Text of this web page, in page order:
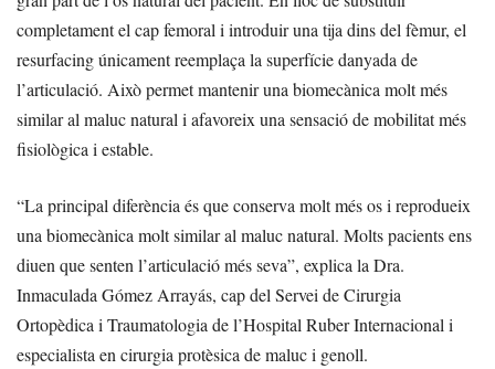
completament el cap femoral i introduir una tija dins del fèmur, el
resurfacing únicament reemplaça la superfície danyada de
l’articulació. Això permet mantenir una biomecànica molt més
similar al maluc natural i afavoreix una sensació de mobilitat més
fisiològica i estable.
“La principal diferència és que conserva molt més os i reprodueix
una biomecànica molt similar al maluc natural. Molts pacients ens
diuen que senten l’articulació més seva”, explica la Dra.
Inmaculada Gómez Arrayás, cap del Servei de Cirurgia
Ortopèdica i Traumatologia de l’Hospital Ruber Internacional i
especialista en cirurgia protèsica de maluc i genoll.